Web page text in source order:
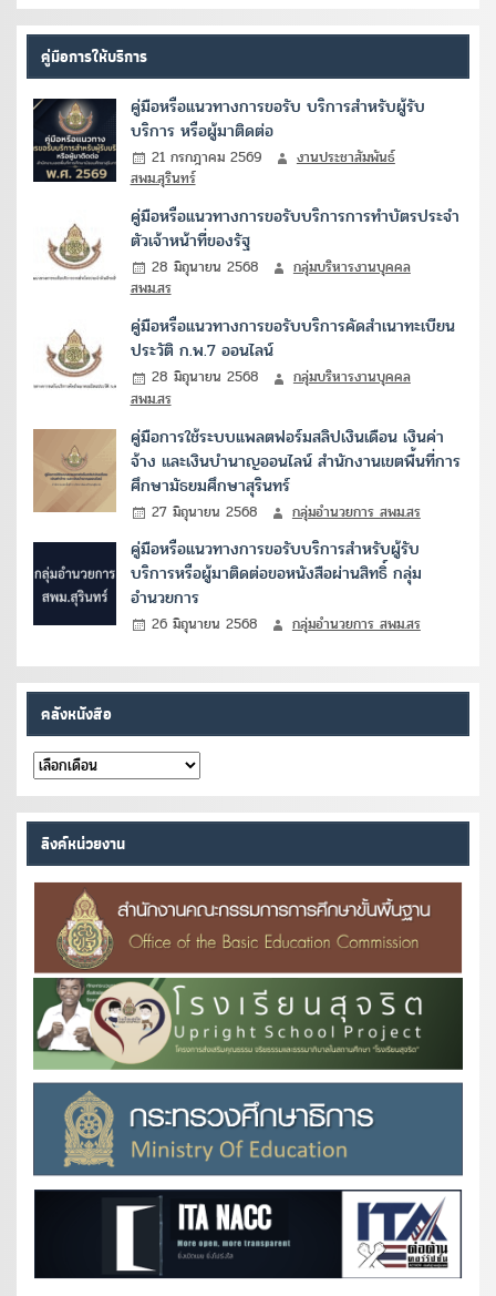
คู่มือการให้บริการ
คู่มือหรือแนวทางการขอรับ บริการสำหรับผู้รับ
บริการ หรือผู้มาติดต่อ
21 กรกฎาคม 2569
งานประชาสัมพันธ์
สพม.สุรินทร์
คู่มือหรือแนวทางการขอรับบริการการทำบัตรประจำ
ตัวเจ้าหน้าที่ของรัฐ
28 มิถุนายน 2568
กลุ่มบริหารงานบุคคล
สพม.สร
คู่มือหรือแนวทางการขอรับบริการคัดสำเนาทะเบียน
ประวัติ ก.พ.7 ออนไลน์
28 มิถุนายน 2568
กลุ่มบริหารงานบุคคล
สพม.สร
คู่มือการใช้ระบบแพลตฟอร์มสลิปเงินเดือน เงินค่า
จ้าง และเงินบำนาญออนไลน์ สำนักงานเขตพื้นที่การ
ศึกษามัธยมศึกษาสุรินทร์
27 มิถุนายน 2568 กลุ่มอำนวยการ สพม.สร
คู่มือหรือแนวทางการขอรับบริการสำหรับผู้รับ
บริการหรือผู้มาติดต่อขอหนังสือผ่านสิทธิ์ กลุ่ม
อำนวยการ
26 มิถุนายน 2568 กลุ่มอำนวยการ สพม.สร
คลังหนังสือ
คลัง
หนังสือ
ลิงค์หน่วยงาน